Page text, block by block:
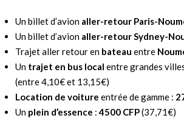
Un billet d’avion aller-retour Paris-
Un billet d’avion aller-retour Sydney-
Trajet aller retour en bateau entre
Un trajet en bus local entre grandes
(entre 4,10€ et 13,15€)
Location de voiture entrée de gamme :
Un plein d’essence :4500 CFP(37,71€)